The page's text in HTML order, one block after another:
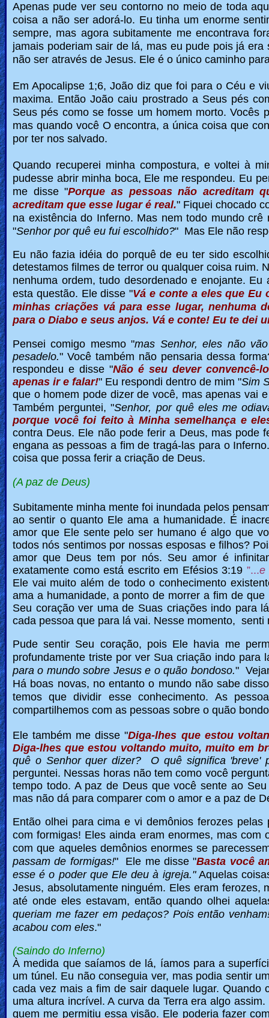
Apenas pude ver seu contorno no meio de toda
coisa a não ser adorá-lo. Eu tinha um enorme
sempre, mas agora subitamente me encontrava
jamais poderiam sair de lá, mas eu pude pois já
não ser através de Jesus. Ele é o único caminho
Em Apocalipse 1;6, João diz que foi para o Céu e
maxima. Então João caiu prostrado a Seus pés
Seus pés como se fosse um homem morto.Vocês
mas quando você O encontra, a única coisa que
por ter nos salvado.
Quando recuperei minha compostura, e voltei à
pudesse abrir minha boca, Ele me respondeu. Eu
me disse "Porque as pessoas não acreditam
acreditam que esse lugar é real." Fiquei chocado
na existência do Inferno. Mas nem todo mundo
"Senhor por quê eu fui escolhido?" Mas Ele não
Eu não fazia idéia do porquê de eu ter sido
detestamos filmes de terror ou qualquer coisa ruim.
nenhuma ordem, tudo desordenado e enojante. Eu
esta questão. Ele disse "Vá e conte a eles que Eu
minhas criações vá para esse lugar, nenhuma
para o Diabo e seus anjos. Vá e conte! Eu te dei
Pensei comigo mesmo "mas Senhor, eles não
pesadelo." Você também não pensaria dessa
respondeu e disse "Não é seu dever convencê-
apenas ir e falar!" Eu respondi dentro de mim "Sim
que o homem pode dizer de você, mas apenas vai
Também perguntei, "Senhor, por quê eles me
porque você foi feito à Minha semelhança e
contra Deus. Ele não pode ferir a Deus, mas pode
engana as pessoas a fim de tragá-las para o
coisa que possa ferir a criação de Deus.
(A paz de Deus)
Subitamente minha mente foi inundada pelos
ao sentir o quanto Ele ama a humanidade. É
amor que Ele sente pelo ser humano é algo que
todos nós sentimos por nossas esposas e filhos?
amor que Deus tem por nós. Seu amor é
exatamente como está escrito em Efésios 3:19 ”...e
Ele vai muito além de todo o conhecimento
ama a humanidade, a ponto de morrer a fim de
Seu coração ver uma de Suas criações indo para
cada pessoa que para lá vai. Nesse momento, senti
Pude sentir Seu coração, pois Ele havia me
profundamente triste por ver Sua criação indo para
para o mundo sobre Jesus e o quão bondoso."
Há boas novas, no entanto o mundo não sabe
temos que dividir esse conhecimento. As
compartilhemos com as pessoas sobre o quão
Ele também me disse "Diga-lhes que estou
Diga-lhes que estou voltando muito, muito em
quê o Senhor quer dizer? O quê significa 'breve'
perguntei. Nessas horas não tem como você
tempo todo. A paz de Deus que você sente ao
mas não dá para comparer com o amor e a paz de
Então olhei para cima e vi demônios ferozes
com formigas! Eles ainda eram enormes, mas com
com que aqueles demônios enormes se
passam de formigas!" Ele me disse "Basta você
esse é o poder que Ele deu à igreja."Aquelas
Jesus, absolutamente ninguém. Eles eram ferozes,
até onde eles estavam, então quando olhei
queriam me fazer em pedaços? Pois então
acabou com eles."
(Saindo do Inferno)
À medida que saíamos de lá, íamos para a
um túnel. Eu não conseguia ver, mas podia sentir
cada vez mais a fim de sair daquele lugar.
uma altura incrível. A curva da Terra era algo
quem me permitiu essa visão. Ele poderia fazer